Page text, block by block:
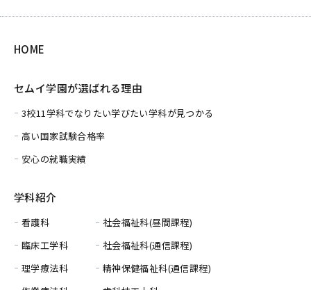
HOME
セムイ学園が選ばれる理由
3校11学科でなりたい学びたい学科が見つかる
高い国家試験合格率
安心の就職実績
学科紹介
看護科
臨床工学科
理学療法科
社会福祉科(昼間課程)
社会福祉科(通信課程)
精神保健福祉科(通信課程)